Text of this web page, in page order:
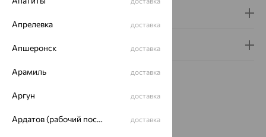
Гарантия и возврат
Похожие изделия
Апрелевка доставка
Апшеронск доставка
Арамиль доставка
Аргун доставка
Ардатов (рабочий поселок) доставка